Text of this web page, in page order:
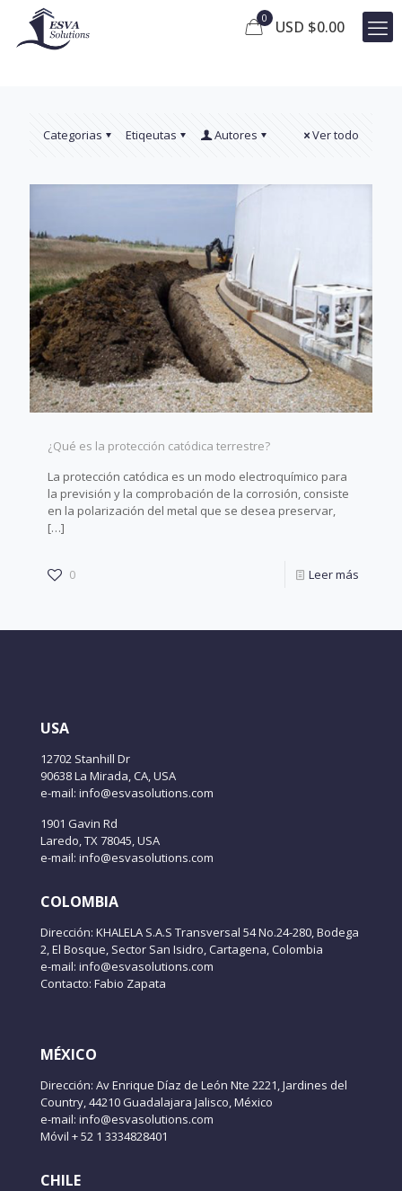
0 USD $0.00
Categorias Etiqeutas Autores Ver todo
¿Qué es la protección catódica terrestre?
La protección catódica es un modo electroquímico para
la previsión y la comprobación de la corrosión, consiste
en la polarización del metal que se desea preservar,
[…]
0 Leer más
USA
12702 Stanhill Dr
90638 La Mirada, CA, USA
e-mail: info@esvasolutions.com
1901 Gavin Rd
Laredo, TX 78045, USA
e-mail: info@esvasolutions.com
COLOMBIA
Dirección: KHALELA S.A.S Transversal 54 No.24-280, Bodega
2, El Bosque, Sector San Isidro, Cartagena, Colombia
e-mail: info@esvasolutions.com
Contacto: Fabio Zapata
MÉXICO
Dirección: Av Enrique Díaz de León Nte 2221, Jardines del
Country, 44210 Guadalajara Jalisco, México
e-mail: info@esvasolutions.com
Móvil + 52 1 3334828401
CHILE